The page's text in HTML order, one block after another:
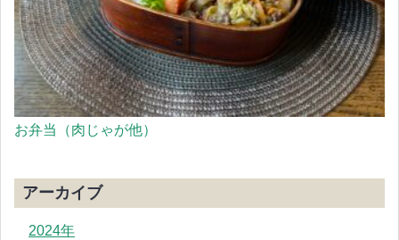
お弁当（肉じゃが他）
アーカイブ
2024年